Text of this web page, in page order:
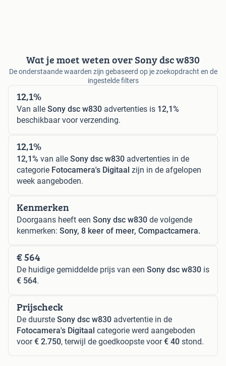
Wat je moet weten over Sony dsc w830
De onderstaande waarden zijn gebaseerd op je zoekopdracht en de
ingestelde filters
12,1%
Van alle Sony dsc w830 advertenties is 12,1%
beschikbaar voor verzending.
12,1%
12,1% van alle Sony dsc w830 advertenties in de
categorie Fotocamera's Digitaal zijn in de afgelopen
week aangeboden.
Kenmerken
Doorgaans heeft een Sony dsc w830 de volgende
kenmerken: Sony, 8 keer of meer, Compactcamera.
€ 564
De huidige gemiddelde prijs van een Sony dsc w830 is
€ 564.
Prijscheck
De duurste Sony dsc w830 advertentie in de
Fotocamera's Digitaal categorie werd aangeboden
voor€ 2.750, terwijl de goedkoopste voor€ 40 stond.